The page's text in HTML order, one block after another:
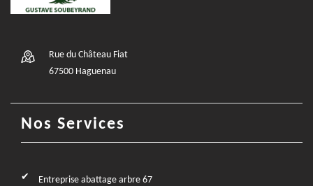
Rue du Château Fiat
67500 Haguenau
Nos Services
Entreprise abattage arbre 67